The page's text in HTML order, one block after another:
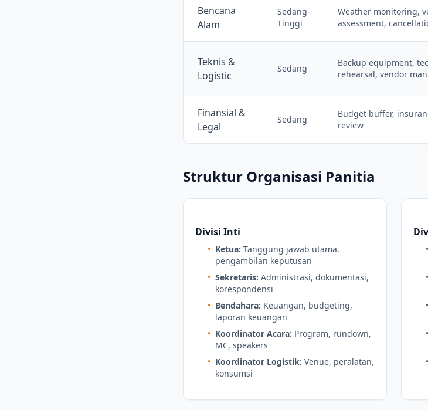
Bencana
Alam
Sedang-
Tinggi
Weather monitoring,
assessment,
Teknis &
Logistic
Sedang
Backup equipment,
rehearsal, vendor
Finansial &
Legal
Sedang
Budget buffer,
review
Struktur Organisasi Panitia
Divisi Inti
• Ketua: Tanggung jawab utama,
pengambilan keputusan
• Sekretaris: Administrasi, dokumentasi,
korespondensi
• Bendahara: Keuangan, budgeting,
laporan keuangan
• Koordinator Acara: Program, rundown,
MC, speakers
• Koordinator Logistik: Venue, peralatan,
konsumsi
•
•
•
•
•